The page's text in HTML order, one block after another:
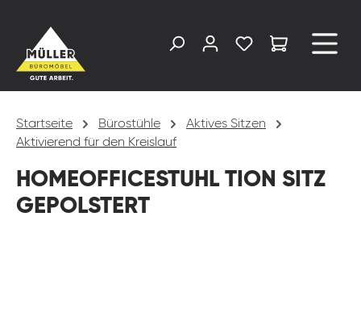
Startseite Bürostühle
Aktives Sitzen
Aktivierend für den Kreislauf
HOMEOFFICESTUHL TION SITZ
GEPOLSTERT